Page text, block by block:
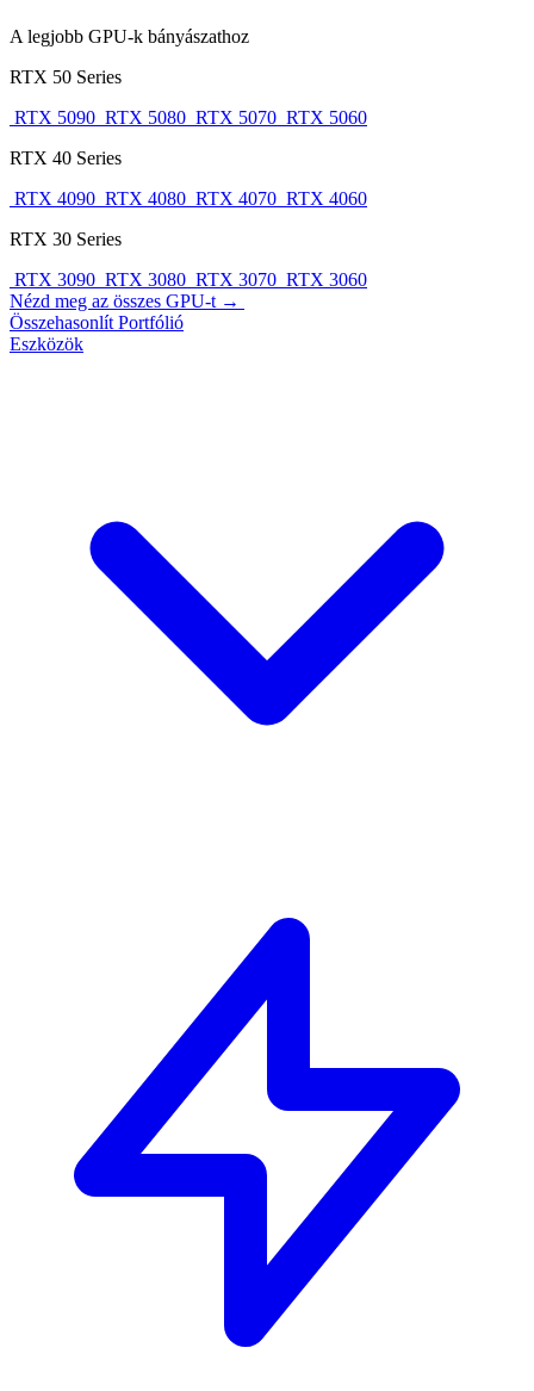
A legjobb GPU-k bányászathoz
RTX 50 Series
RTX 5090 RTX 5080 RTX 5070 RTX 5060
RTX 40 Series
RTX 4090 RTX 4080 RTX 4070 RTX 4060
RTX 30 Series
RTX 3090 RTX 3080 RTX 3070 RTX 3060
Nézd meg az összes GPU-t →
Összehasonlít Portfólió
Eszközök